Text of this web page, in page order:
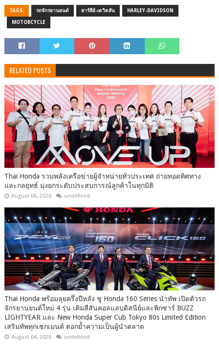
TAGS: รถจักรยานยนต์ ฮาร์ลีย์-เดวิดสัน HARLEY-DAVIDSON
MOTORCYCLE
RELATED POSTS
Thai Honda รวมพลังเครือข่ายผู้จำหน่ายทั่วประเทศ ถ่ายทอดทิศทาง
และกลยุทธ์ มุ่งยกระดับประสบการณ์ลูกค้าในทุกมิติ
August 06, 2026 undefined
Thai Honda พร้อมลุยครึ่งปีหลัง ชู Honda 160 Series นำทัพ เปิดตัวรถ
จักรยานยนต์ใหม่ 4 รุ่น เติมสีสันคอลแลบดิสนีย์และพิกซาร์ BUZZ
LIGHTYEAR และ New Honda Super Cub Tokyo 80s Limited Edition
เสริมทัพทุกเซกเมนต์ ตอกย้ำความเป็นผู้นำตลาด
August 04, 2026 undefined